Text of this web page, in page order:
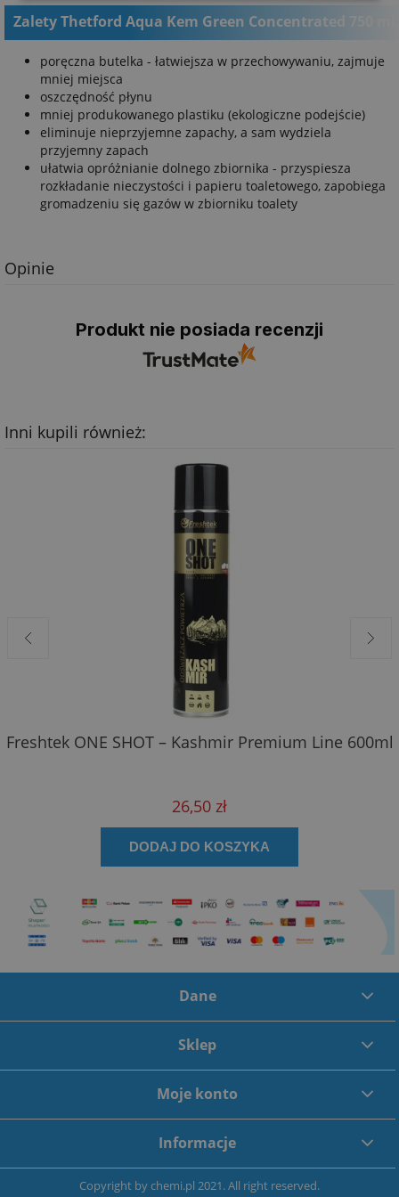
Zalety Thetford Aqua Kem Green Concentrated 750 ml:
poręczna butelka - łatwiejsza w przechowywaniu, zajmuje
mniej miejsca
oszczędność płynu
mniej produkowanego plastiku (ekologiczne podejście)
eliminuje nieprzyjemne zapachy, a sam wydziela
przyjemny zapach
ułatwia opróżnianie dolnego zbiornika - przyspiesza
rozkładanie nieczystości i papieru toaletowego, zapobiega
gromadzeniu się gazów w zbiorniku toalety
Opinie
Produkt nie posiada recenzji
Inni kupili również:
Freshtek ONE SHOT – Kashmir Premium Line 600ml
26,50 zł
DODAJ DO KOSZYKA
Dane
Sklep
Moje konto
Informacje
Copyright bychemi.pl 2021. All right reserved.